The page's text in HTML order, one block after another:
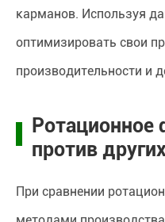
карманов. Используя
оптимизировать свои
производительности и
против
При сравнении